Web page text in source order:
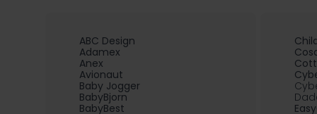
ABC Design
Adamex
Anex
Avionaut
Baby Jogger
BabyBjorn
BabyBest